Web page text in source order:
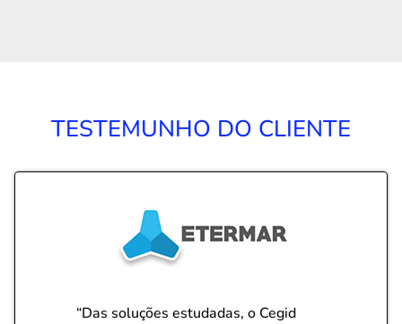
TESTEMUNHO DO CLIENTE
“Das soluções estudadas, o Cegid